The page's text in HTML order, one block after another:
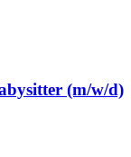
(m/w/d)